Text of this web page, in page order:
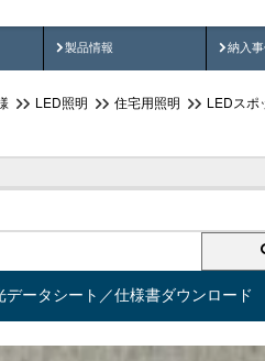
製品情報
製品動画 納入
納
LED照明 住宅用照明 LEDスポ
ータシート／仕様書ダウンロード